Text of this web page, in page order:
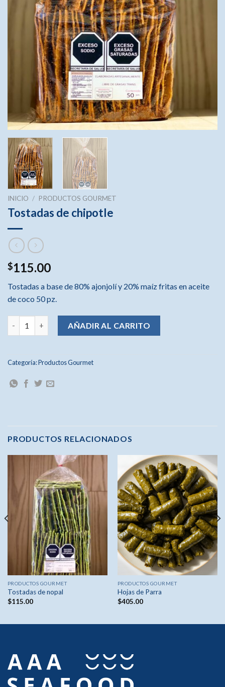
INICIO / PRODUCTOS GOURMET
Tostadas de chipotle
$115.00
Tostadas a base de 80% ajonjolí y 20% maíz fritas en aceite
de coco 50 pz.
Tostadas de chipotle cantidadAÑADIR AL CARRITO
Categoría:Productos Gourmet
PRODUCTOS RELACIONADOS
PRODUCTOS GOURMET
Tostadas de nopal
$115.00
PRODUCTOS GOURMET
Hojas de Parra
$405.00